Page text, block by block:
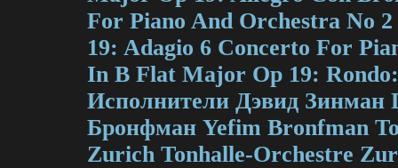
For Piano And Orchestra No
19: Adagio 6 Concerto For
In В Flat Major Op 19:
Исполнители Дэвид Зинман
Бронфман Yefim Bronfman
Zurich Tonhalle-Orchestre